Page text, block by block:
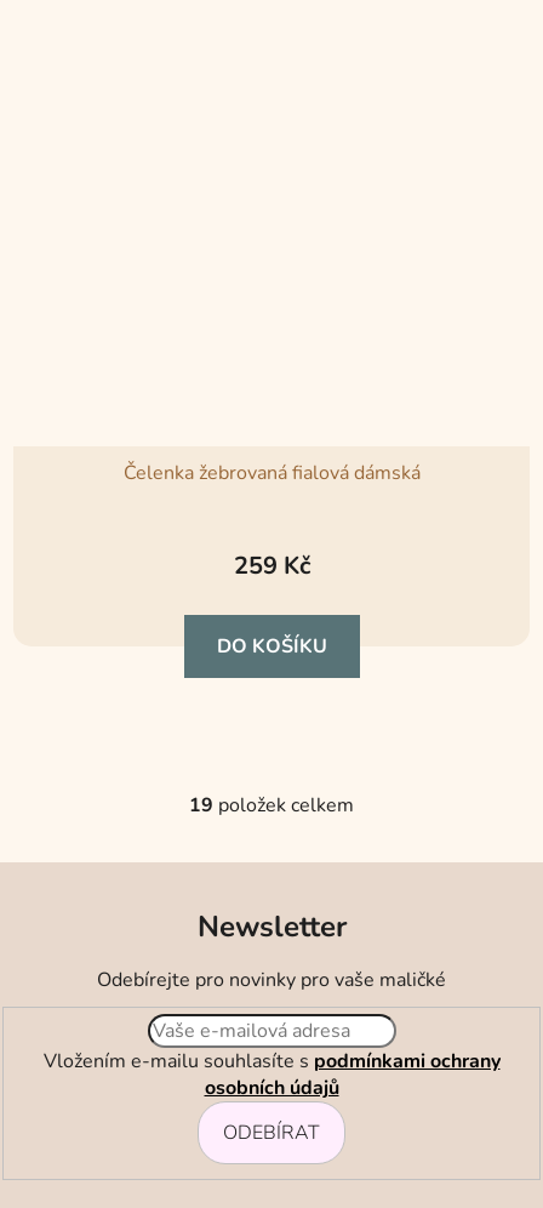
Čelenka žebrovaná fialová dámská
hodnocení
je
5,0
z
259 Kč
DO KOŠÍKU
O
l
d
c
í
p
r
v
k
y
v
ý
19 položek celkem
Newsletter
Odebírejte pro novinky pro vaše maličké
Vložením e-mailu souhlasíte s podmínkami ochrany
osobních údajů
ODEBÍRAT